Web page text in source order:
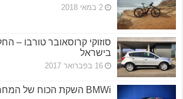
2 במאי 2018
בישראל
16 בפברואר 2017
BMWi השקת הכוח של המחר